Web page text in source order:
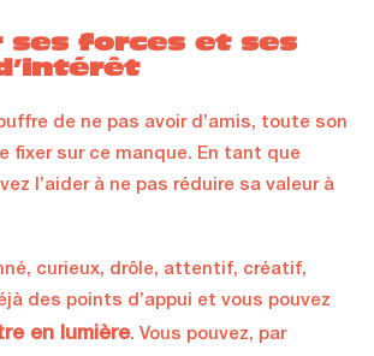
ses forces et ses
de ne pas avoir d’amis, toute son
fixer sur ce manque. En tant que
l’aider à ne pas réduire sa valeur à
curieux, drôle, attentif, créatif,
des points d’appui et vous pouvez
en lumière. Vous pouvez, par